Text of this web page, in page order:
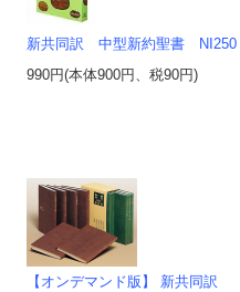
新共同訳 中型新約聖書 NI250
990円(本体900円、税90円)
【オンデマンド版】 新共同訳